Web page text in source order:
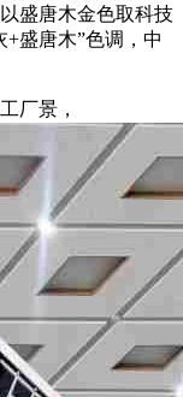
盛唐木金色取科技
盛唐木”色调，中
厂景，